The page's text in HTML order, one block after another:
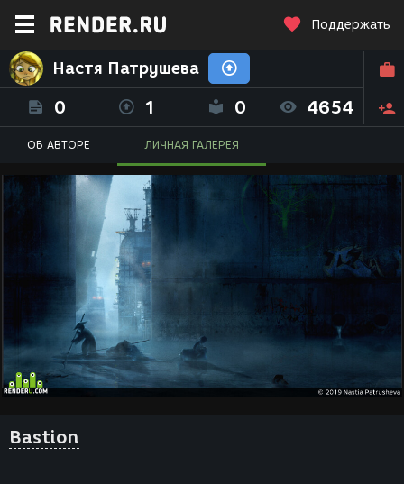
Поддержать
Настя Патрушева
0 1 0 4654
ОБ АВТОРЕ ЛИЧНАЯ ГАЛЕРЕЯ
Bastion